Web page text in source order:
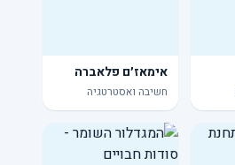
אימאז׳ם פלאברה
חשיבה ואסטרטגיה